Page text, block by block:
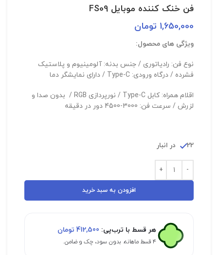
فن خنک کننده موبایل FS09
1,650,000 تومان
ویژگی های محصول:
نوع فن: رادیاتوری / جنس بدنه: آلومینیوم و پلاستیک
فشرده / درگاه ورودی: Type-C / دارای نمایشگر دما
اقلام همراه: کابل Type-C / نورپردازی RGB / بدون صدا و
لزرش / سرعت فن: 3000-4500 دور در دقیقه
22 در انبار
افزودن به سبد خرید
هر قسط با ترب‌پی: 412,500 تومان
۴ قسط ماهانه. بدون سود، چک و ضامن.